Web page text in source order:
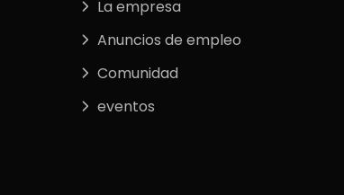
La empresa
Anuncios de empleo
Comunidad
eventos